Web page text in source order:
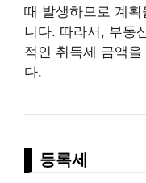
때 발생하므로 계
니다. 따라서, 부동
적인 취득세 금액
다.
등록세